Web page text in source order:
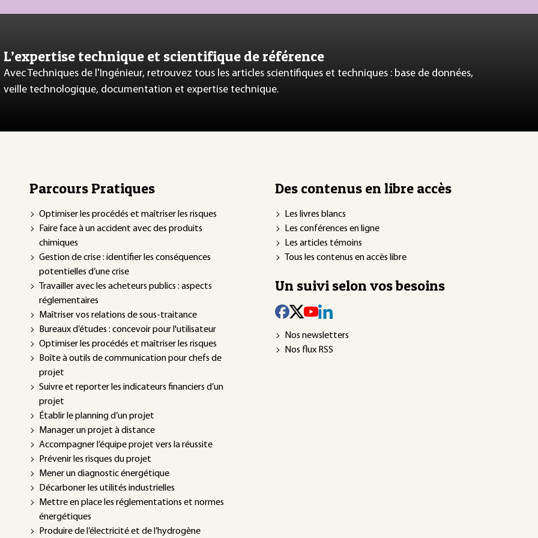
L’expertise technique et scientifique de référence
Avec Techniques de l'Ingénieur, retrouvez tous les articles scientifiques et techniques : base de données,
veille technologique, documentation et expertise technique.
Parcours Pratiques
Optimiser les procédés et maîtriser les risques
Faire face à un accident avec des produits
chimiques
Gestion de crise : identifier les conséquences
potentielles d’une crise
Travailler avec les acheteurs publics : aspects
réglementaires
Maîtriser vos relations de sous-traitance
Bureaux d’études : concevoir pour l'utilisateur
Optimiser les procédés et maîtriser les risques
Boîte à outils de communication pour chefs de
projet
Suivre et reporter les indicateurs financiers d’un
projet
Établir le planning d’un projet
Manager un projet à distance
Accompagner l’équipe projet vers la réussite
Prévenir les risques du projet
Mener un diagnostic énergétique
Décarboner les utilités industrielles
Mettre en place les réglementations et normes
énergétiques
Produire de l’électricité et de l’hydrogène
Des contenus en libre accès
Les livres blancs
Les conférences en ligne
Les articles témoins
Tous les contenus en accès libre
Un suivi selon vos besoins
Nos newsletters
Nos flux RSS